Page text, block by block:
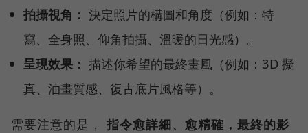
拍攝視角： 決定照片的構圖和角度（例如：特
寫、全身照、仰角拍攝、溫暖的日光感）。
呈現效果： 描述你希望的最終畫風（例如：3D 擬
真、油畫質感、復古底片風格等）。
需要注意的是， 指令愈詳細、愈精確，最終的影